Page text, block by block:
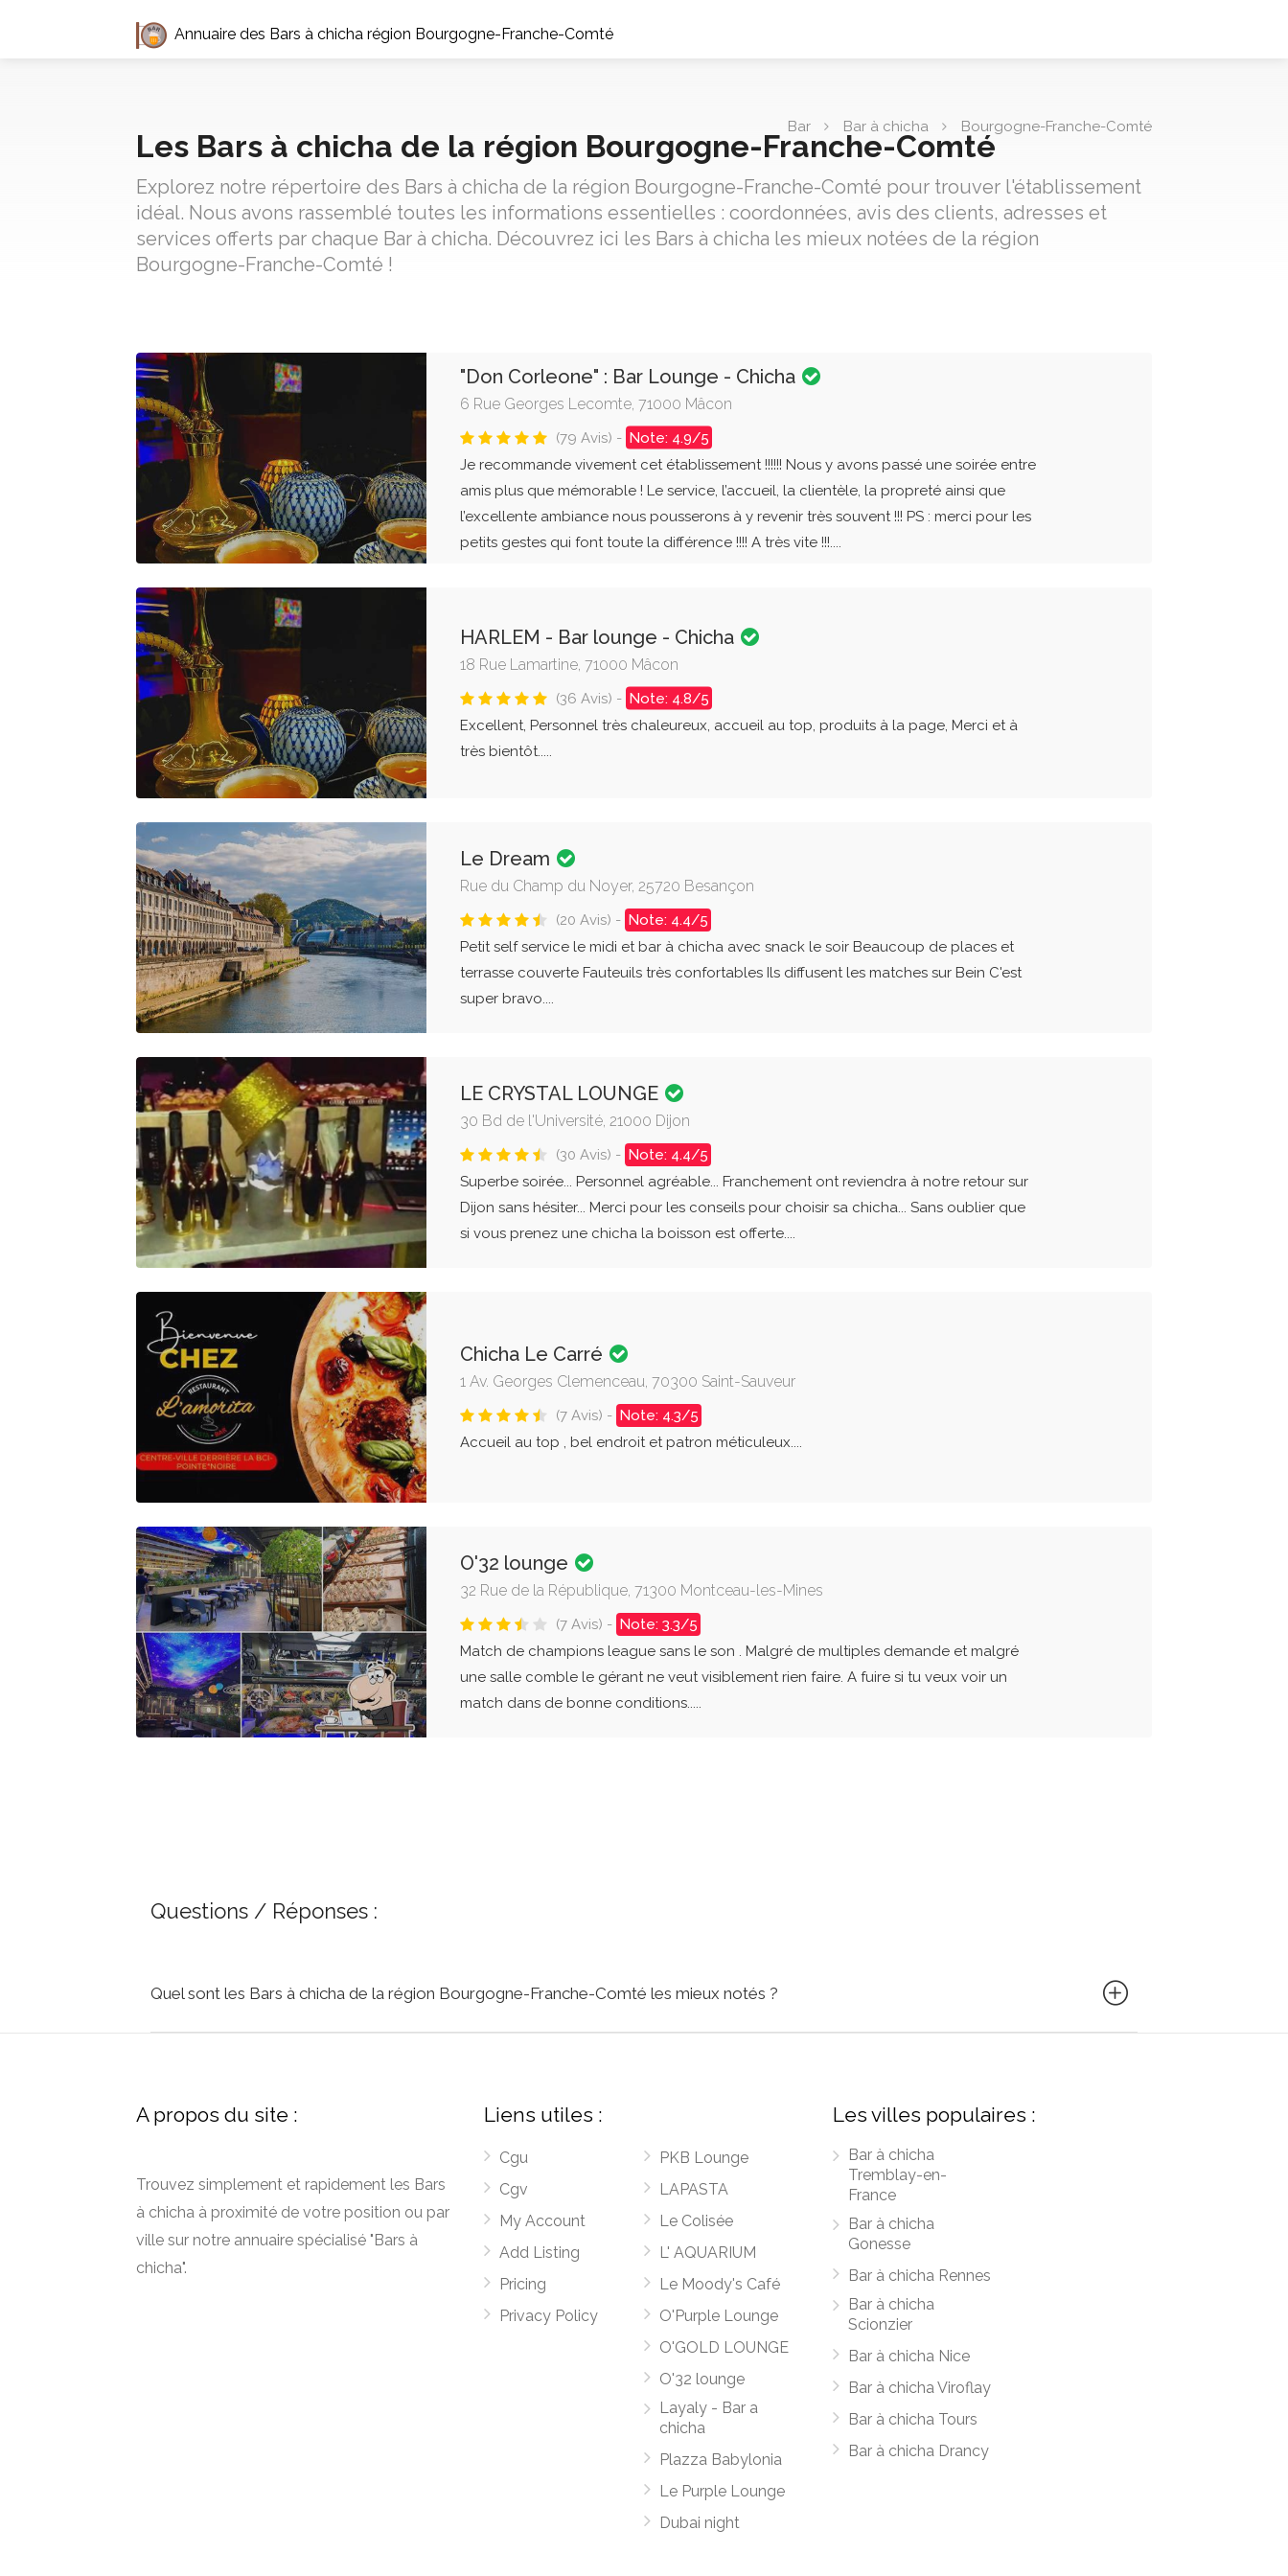
Annuaire des Bars à chicha région Bourgogne-Franche-Comté
Bar Bar à chicha Bourgogne-Franche-Comté
Les Bars à chicha de la région Bourgogne-Franche-Comté
Explorez notre répertoire des Bars à chicha de la région Bourgogne-Franche-Comté pour trouver l'établissement
idéal. Nous avons rassemblé toutes les informations essentielles : coordonnées, avis des clients, adresses et
services offerts par chaque Bar à chicha. Découvrez ici les Bars à chicha les mieux notées de la région
Bourgogne-Franche-Comté !
"Don Corleone" : Bar Lounge - Chicha
6 Rue Georges Lecomte, 71000 Mâcon
(79 Avis) - Note: 4.9/5
Je recommande vivement cet établissement !!!!!! Nous y avons passé une soirée entre
amis plus que mémorable ! Le service, l’accueil, la clientèle, la propreté ainsi que
l’excellente ambiance nous pousserons à y revenir très souvent !!! PS : merci pour les
petits gestes qui font toute la différence !!!! A très vite !!!....
HARLEM - Bar lounge - Chicha
18 Rue Lamartine, 71000 Mâcon
(36 Avis) - Note: 4.8/5
Excellent, Personnel très chaleureux, accueil au top, produits à la page, Merci et à
très bientôt.....
Le Dream
Rue du Champ du Noyer, 25720 Besançon
(20 Avis) - Note: 4.4/5
Petit self service le midi et bar à chicha avec snack le soir Beaucoup de places et
terrasse couverte Fauteuils très confortables Ils diffusent les matches sur Bein C'est
super bravo....
LE CRYSTAL LOUNGE
30 Bd de l'Université, 21000 Dijon
(30 Avis) - Note: 4.4/5
Superbe soirée... Personnel agréable... Franchement ont reviendra à notre retour sur
Dijon sans hésiter... Merci pour les conseils pour choisir sa chicha... Sans oublier que
si vous prenez une chicha la boisson est offerte....
Chicha Le Carré
1 Av. Georges Clemenceau, 70300 Saint-Sauveur
(7 Avis) - Note: 4.3/5
Accueil au top , bel endroit et patron méticuleux....
O'32 lounge
32 Rue de la République, 71300 Montceau-les-Mines
(7 Avis) - Note: 3.3/5
Match de champions league sans le son . Malgré de multiples demande et malgré
une salle comble le gérant ne veut visiblement rien faire. A fuire si tu veux voir un
match dans de bonne conditions.....
Questions / Réponses :
Quel sont les Bars à chicha de la région Bourgogne-Franche-Comté les mieux notés ?
A propos du site :
Trouvez simplement et rapidement les Bars
à chicha à proximité de votre position ou par
ville sur notre annuaire spécialisé "Bars à
chicha".
Liens utiles :
Cgu
Cgv
My Account
Add Listing
Pricing
Privacy Policy
PKB Lounge
LAPASTA
Le Colisée
L' AQUARIUM
Le Moody's Café
O'Purple Lounge
O'GOLD LOUNGE
O'32 lounge
Layaly - Bar a
chicha
Plazza Babylonia
Le Purple Lounge
Dubai night
Les villes populaires :
Bar à chicha
Tremblay-en-
France
Bar à chicha
Gonesse
Bar à chicha Rennes
Bar à chicha
Scionzier
Bar à chicha Nice
Bar à chicha Viroflay
Bar à chicha Tours
Bar à chicha Drancy